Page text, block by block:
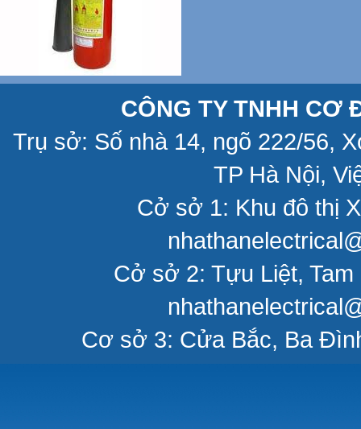
CÔNG TY TNHH CƠ
Trụ sở: Số nhà 14, ngõ 222/56,
TP Hà Nội,
Cở sở 1: Khu đô thị
Cở sở 2: Tựu Liệt,
Cơ sở 3: Cửa Bắc, Ba